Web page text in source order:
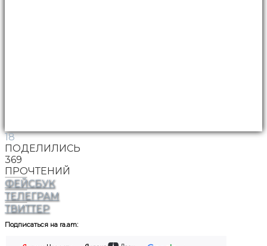
18
ПОДЕЛИЛИСЬ
369
ПРОЧТЕНИЙ
ФЕЙСБУК
ТЕЛЕГРАМ
ТВИТТЕР
Подписаться на ra.am: